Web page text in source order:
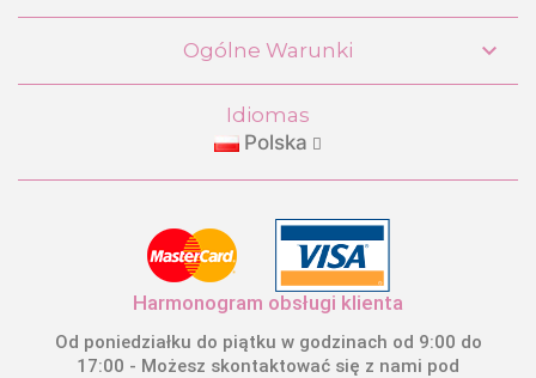
Wózek dla Lalek Składane Krzesełko
XL Botanic DeCuevas 90168
55,99 €
KUPIĆ
Ogólne Warunki 
Idiomas
Polska
Harmonogram obsługi klienta
Od poniedziałku do piątku w godzinach od 9:00 do
17:00 - Możesz skontaktować się z nami pod